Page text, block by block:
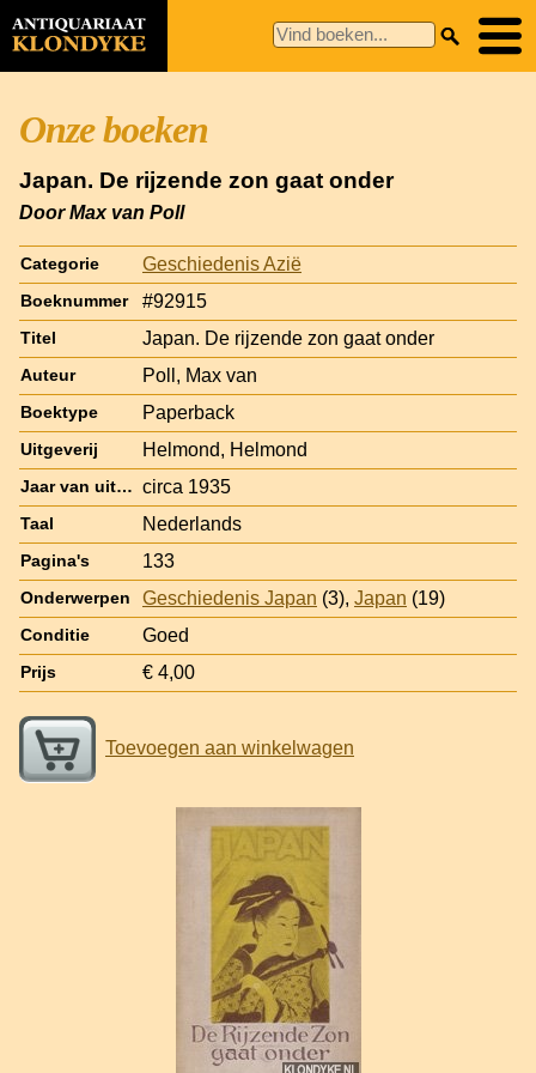
Onze boeken
Japan. De rijzende zon gaat onder
Door Max van Poll
Categorie Geschiedenis Azië
Boeknummer #92915
Titel Japan. De rijzende zon gaat onder
Auteur Poll, Max van
Boektype Paperback
Uitgeverij Helmond, Helmond
Jaar van uitgave circa 1935
Taal Nederlands
Pagina's 133
Onderwerpen Geschiedenis Japan (3), Japan (19)
Conditie Goed
Prijs € 4,00
Toevoegen aan winkelwagen